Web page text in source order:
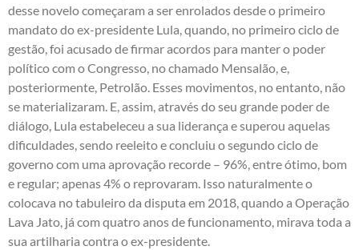
desse novelo começaram a ser enrolados desde o primeiro
mandato do ex-presidente Lula, quando, no primeiro ciclo de
gestão, foi acusado de firmar acordos para manter o poder
político com o Congresso, no chamado Mensalão, e,
posteriormente, Petrolão. Esses movimentos, no entanto, não
se materializaram. E, assim, através do seu grande poder de
diálogo, Lula estabeleceu a sua liderança e superou aquelas
dificuldades, sendo reeleito e concluiu o segundo ciclo de
governo com uma aprovação recorde – 96%, entre ótimo, bom
e regular; apenas 4% o reprovaram. Isso naturalmente o
colocava no tabuleiro da disputa em 2018, quando a Operação
Lava Jato, já com quatro anos de funcionamento, mirava toda a
sua artilharia contra o ex-presidente.